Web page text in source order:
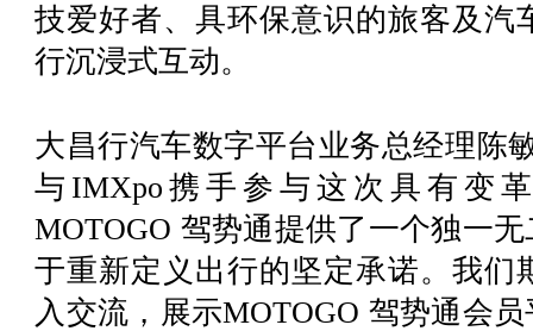
技爱好者、具环保意识的旅客及汽
行沉浸式互动。
大昌行汽车数字平台业务总经理陈
与IMXpo携手参与这次具有变
MOTOGO 驾势通提供了一个独一
于重新定义出行的坚定承诺。我们
入交流，展示MOTOGO 驾势通会